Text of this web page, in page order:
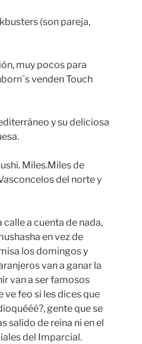
(son pareja,
muy pocos para
venden Touch
y su deliciosa
Miles.Miles de
del norte y
a cuenta de nada,
en vez de
los domingos y
van a ganar la
van a ser famosos
ve feo si les dices que
gente que se
salido de reina ni en el
del Imparcial.